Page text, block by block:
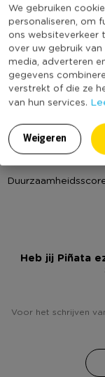
We gebruiken
personaliseren, om
ons websiteverkeer
over uw gebruik
media, adverteren
gegevens
verstrekt of die ze
van hun services.
Weigeren
www.xenos.nl/
Artikelnummer
Online Only
Materiaal
Productbreedte
Producthoogte
Kleur
Productdiepte (cm)
Heb jij Piñata
Voor het schrijven